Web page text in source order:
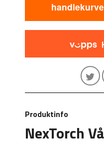
Produktinfo
NexTorch